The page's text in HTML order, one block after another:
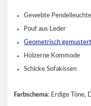
Gewebte
Pouf aus Leder
Geometrisch
Hölzerne Kommode
Schicke Sofakissen
Farbschema: Erdige Töne,